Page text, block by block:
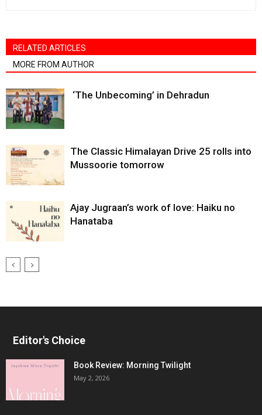
RELATED ARTICLES
MORE FROM AUTHOR
‘The Unbecoming’ in Dehradun
The Classic Himalayan Drive 25 rolls into
Mussoorie tomorrow
Ajay Jugraan’s work of love: Haiku no
Hanataba
Editor's Choice
Book Review: Morning Twilight
May 2, 2026